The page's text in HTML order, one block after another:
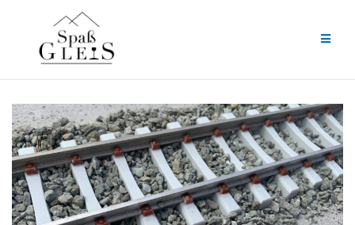
springen